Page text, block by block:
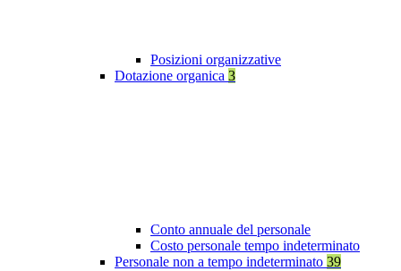
Posizioni organizzative
Dotazione organica 3
Conto annuale del personale
Costo personale tempo indeterminato
Personale non a tempo indeterminato 39